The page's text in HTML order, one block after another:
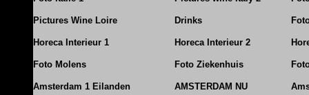
Pictures Wine Loire Drinks
Horeca Interieur 1 Horeca Interieur 2
Foto Molens Foto Ziekenhuis
Amsterdam 1 Eilanden AMSTERDAM NU